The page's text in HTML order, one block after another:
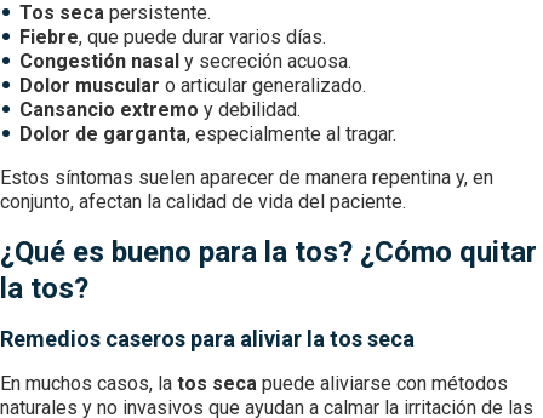
Tos seca persistente.
Fiebre, que puede durar varios días.
Congestión nasal y secreción acuosa.
Dolor muscular o articular generalizado.
Cansancio extremo y debilidad.
Dolor de garganta, especialmente al tragar.
Estos síntomas suelen aparecer de manera repentina y, en
conjunto, afectan la calidad de vida del paciente.
¿Qué es bueno para la tos? ¿Cómo quitar
la tos?
Remedios caseros para aliviar la tos seca
En muchos casos, la tos seca puede aliviarse con métodos
naturales y no invasivos que ayudan a calmar la irritación de las